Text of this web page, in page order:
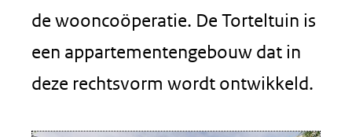
de wooncoöperatie. De Torteltuin is
een appartementengebouw dat in
deze rechtsvorm wordt ontwikkeld.